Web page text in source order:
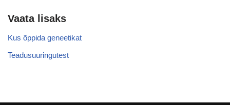
Vaata lisaks
Kus õppida geneetikat
Teadusuuringutest